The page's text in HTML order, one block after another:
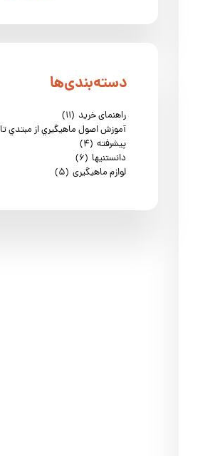
دسته‌بندی‌ها
راهنمای خرید (۱۱)
آموزش اصول ماهيگيري از مبتدي تا
پیشرفته (۴)
دانستنیها (۶)
لوازم ماهیگیری (۵)